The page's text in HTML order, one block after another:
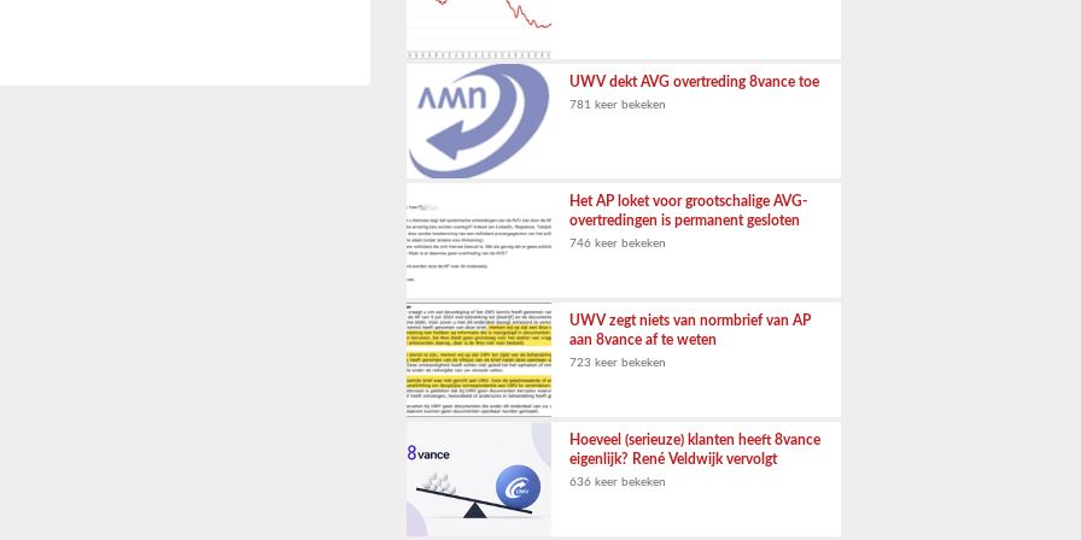
UWV dekt AVG overtreding 8vance toe
781 keer bekeken
Het AP loket voor grootschalige AVG-
overtredingen is permanent gesloten
746 keer bekeken
UWV zegt niets van normbrief van AP
aan 8vance af te weten
723 keer bekeken
Hoeveel (serieuze) klanten heeft 8vance
eigenlijk? René Veldwijk vervolgt
636 keer bekeken